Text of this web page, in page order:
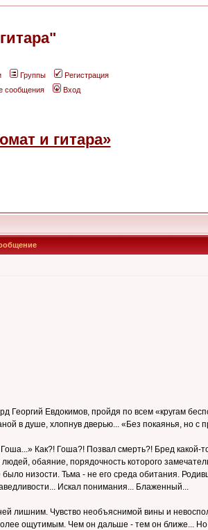
Группы
Регистрация
сообщения Вход
и гитара»
Георгий Евдокимов, пройдя по всем «кругам
в душе, хлопнув дверью... «Без покаянья, но с
Как?! Гоша?! Позвал смерть?! Бред какой-
обаяние, порядочность которого
низости. Тьма - не его среда обитания.
Искал понимания... Блаженный...
лишним. Чувство необъяснимой вины и
ощутимым. Чем он дальше - тем он ближе...